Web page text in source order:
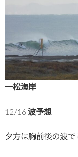
一松海岸
12/16 波予想
夕方は胸前後の波で